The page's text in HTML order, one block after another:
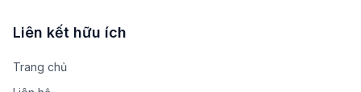
Liên kết hữu ích
Trang chủ